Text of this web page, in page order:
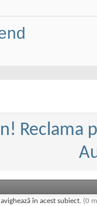
Reclama
în acest subiect. (0